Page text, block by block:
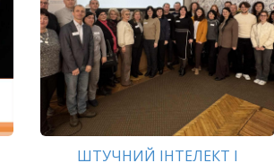
ШТУЧНИЙ ІНТЕЛЕКТ І